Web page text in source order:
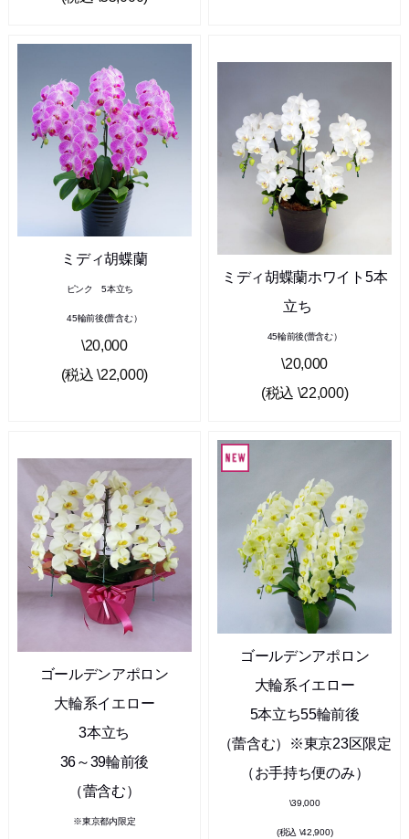
ミディ胡蝶蘭
ピンク 5本立ち
45輪前後(蕾含む）
\20,000
(税込 \22,000)
ミディ胡蝶蘭ホワイト5本
立ち
45輪前後(蕾含む）
\20,000
(税込 \22,000)
ゴールデンアポロン
大輪系イエロー
3本立ち
36～39輪前後
（蕾含む）
※東京都内限定
ゴールデンアポロン
大輪系イエロー
5本立ち55輪前後
（蕾含む）※東京23区限定
（お手持ち便のみ）
\39,000
(税込 \42,900)